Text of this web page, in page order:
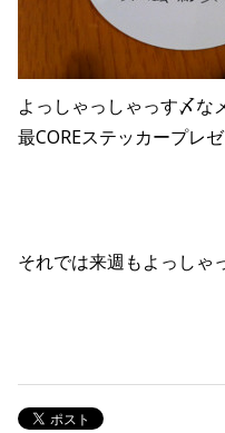
よっしゃっしゃっす〆な
最COREステッカープレゼ
それでは来週もよっしゃ